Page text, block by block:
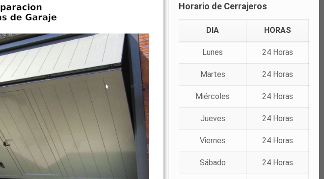
Horario de Cerrajeros
DIA HORAS
Lunes 24 Horas
Martes 24 Horas
Miércoles 24 Horas
Jueves 24 Horas
Viernes 24 Horas
Sábado 24 Horas